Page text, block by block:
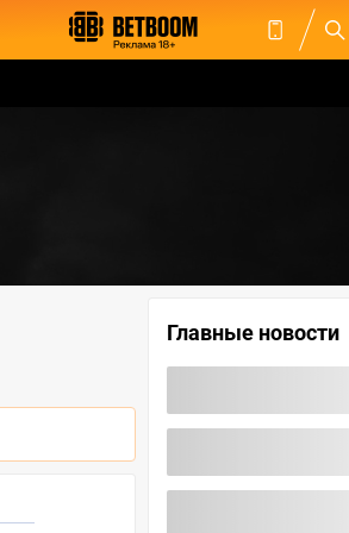
Главные новости